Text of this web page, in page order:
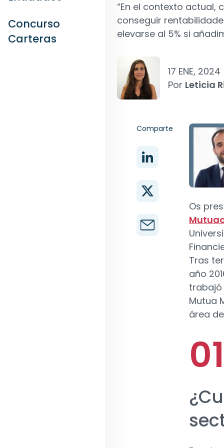
Concurso
Carteras
“En el contexto
conseguir
elevarse al 5% si
17 ENE, 2024
Por Leticia
Comparte
Os
Tras
año
trabajó
Mutua
área